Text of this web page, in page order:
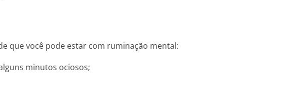
que você pode estar com ruminação mental:
minutos ociosos;